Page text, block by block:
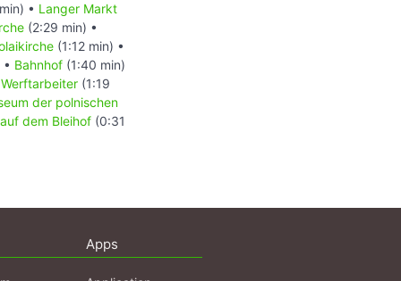
• Langer Markt
(2:29 min) •
(1:12 min) •
Bahnhof (1:40 min)
(1:19
der polnischen
dem Bleihof (0:31
Apps